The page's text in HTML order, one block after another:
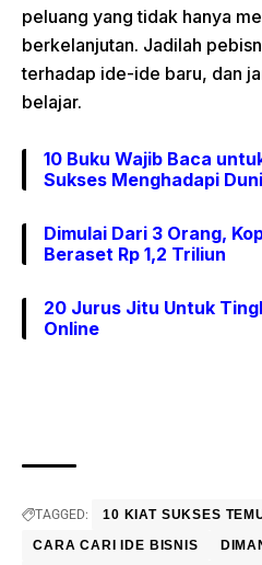
peluang yang tidak hanya
berkelanjutan. Jadilah
terhadap ide-ide baru, dan
belajar.
10 Buku Wajib Baca
Sukses Menghadapi
Dimulai Dari 3 Orang,
Beraset Rp 1,2 Triliun
20 Jurus Jitu Untuk
Online
TAGGED:
10 KIAT SUKSES
CARA CARI IDE BISNIS